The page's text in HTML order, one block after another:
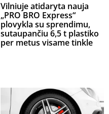
Vilniuje atidaryta nauja
„PRO BRO Express“
plovykla su sprendimu,
sutaupančiu 6,5 t plastiko
per metus visame tinkle